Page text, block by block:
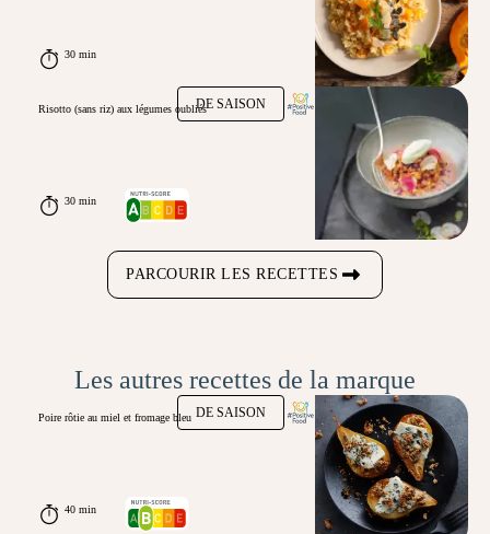
30 min
DE SAISON
Risotto (sans riz) aux légumes oubliés
30 min
PARCOURIR LES RECETTES
Les autres recettes de la marque
DE SAISON
Poire rôtie au miel et fromage bleu
40 min